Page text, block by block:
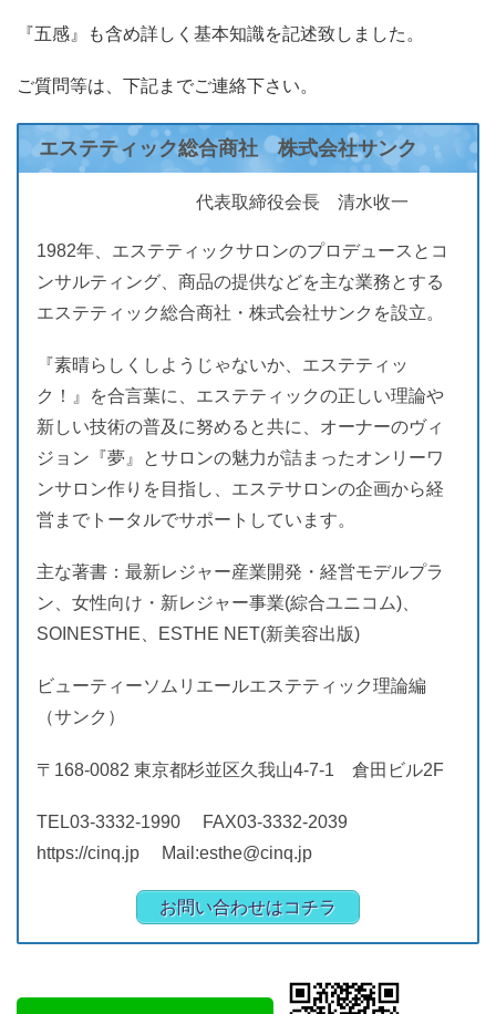
『五感』も含め詳しく基本知識を記述致しました。
ご質問等は、下記までご連絡下さい。
エステティック総合商社 株式会社サンク
代表取締役会長 清水收一
1982年、エステティックサロンのプロデュースとコ
ンサルティング、商品の提供などを主な業務とする
エステティック総合商社・株式会社サンクを設立。
『素晴らしくしようじゃないか、エステティッ
ク！』を合言葉に、エステティックの正しい理論や
新しい技術の普及に努めると共に、オーナーのヴィ
ジョン『夢』とサロンの魅力が詰まったオンリーワ
ンサロン作りを目指し、エステサロンの企画から経
営までトータルでサポートしています。
主な著書：最新レジャー産業開発・経営モデルプラ
ン、女性向け・新レジャー事業(綜合ユニコム)、
SOINESTHE、ESTHE NET(新美容出版)
ビューティーソムリエールエステティック理論編
（サンク）
〒168-0082 東京都杉並区久我山4-7-1 倉田ビル2F
TEL03-3332-1990 FAX03-3332-2039
https://cinq.jp Mail:esthe@cinq.jp
お問い合わせはコチラ